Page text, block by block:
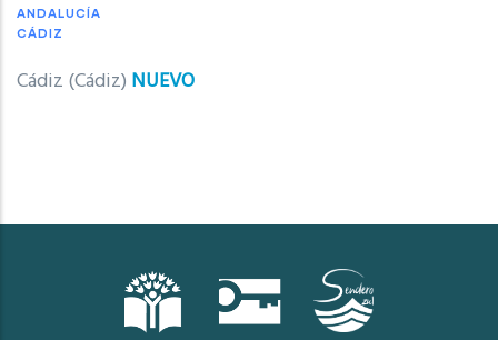
ANDALUCÍA
CÁDIZ
Cádiz (Cádiz) NUEVO